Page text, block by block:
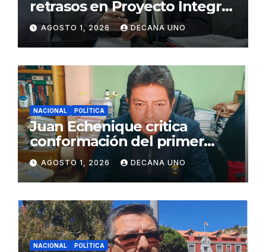
retrasos en Proyecto Integral
de Agua y Alcantarillado para
Juliaca
AGOSTO 1, 2026 DECANA UNO
NACIONAL POLÍTICA
Juan Echenique critica
conformación del primer
gabinete ministerial de Keiko
Fujimori
AGOSTO 1, 2026 DECANA UNO
NACIONAL POLÍTICA